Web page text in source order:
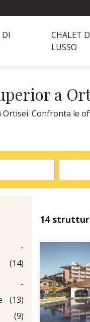
CHALET
LUSSO
a
Confronta le
-
(14)
-
(13)
(9)
14